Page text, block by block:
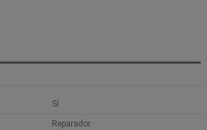
Sí
Reparador